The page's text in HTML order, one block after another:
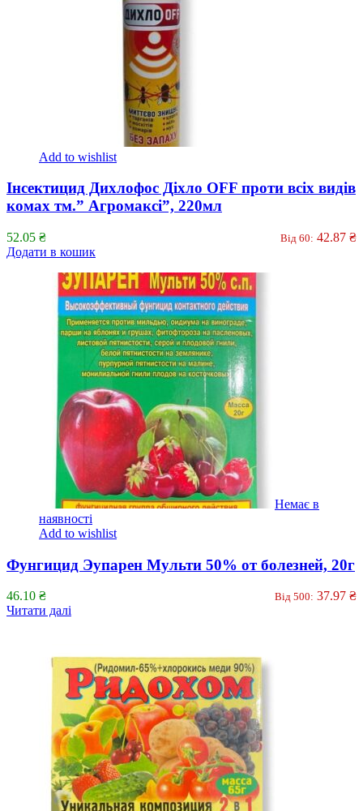
Add to wishlist
Інсектицид Дихлофос Діхло OFF проти всіх видів
комах тм.” Агромаксі”, 220мл
52.05 ₴ Від 60: 42.87 ₴
Додати в кошик
Немає в
наявності
Add to wishlist
Фунгицид Эупарен Мульти 50% от болезней, 20г
46.10 ₴ Від 500: 37.97 ₴
Читати далі